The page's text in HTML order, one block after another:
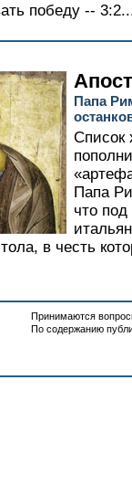
победу --
Папа
Список
Папа
что
в честь
Принимаются
По содержанию